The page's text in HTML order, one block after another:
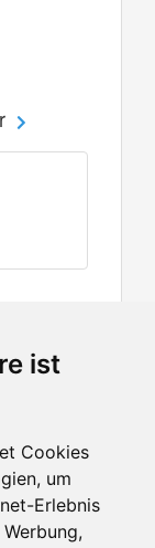
ist
Cookies
um
Erlebnis